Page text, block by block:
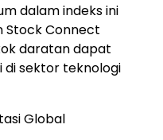
dalam indeks ini
Stock Connect
daratan dapat
di sektor teknologi
Global